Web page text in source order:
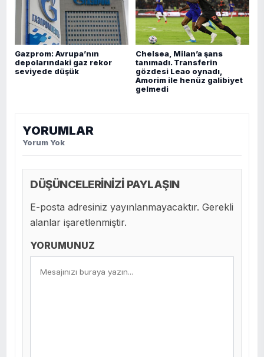
Gazprom: Avrupa’nın
depolarındaki gaz rekor
seviyede düşük
Chelsea, Milan’a şans
tanımadı. Transferin
gözdesi Leao oynadı,
Amorim ile henüz galibiyet
gelmedi
YORUMLAR
Yorum Yok
DÜŞÜNCELERİNİZİ PAYLAŞIN
E-posta adresiniz yayınlanmayacaktır. Gerekli
alanlar işaretlenmiştir.
YORUMUNUZ